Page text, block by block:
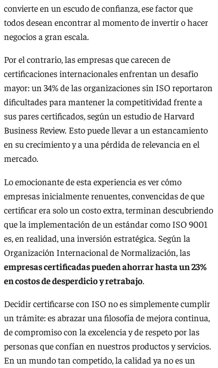
convierte en un escudo de confianza, ese factor que
todos desean encontrar al momento de invertir o hacer
negocios a gran escala.
Por el contrario, las empresas que carecen de
certificaciones internacionales enfrentan un desafío
mayor: un 34% de las organizaciones sin ISO reportaron
dificultades para mantener la competitividad frente a
sus pares certificados, según un estudio de Harvard
Business Review. Esto puede llevar a un estancamiento
en su crecimiento y a una pérdida de relevancia en el
mercado.
Lo emocionante de esta experiencia es ver cómo
empresas inicialmente renuentes, convencidas de que
certificar era solo un costo extra, terminan descubriendo
que la implementación de un estándar como ISO 9001
es, en realidad, una inversión estratégica. Según la
Organización Internacional de Normalización, las
empresas certificadas pueden ahorrar hasta un 23%
en costos de desperdicio y retrabajo.
Decidir certificarse con ISO no es simplemente cumplir
un trámite: es abrazar una filosofía de mejora continua,
de compromiso con la excelencia y de respeto por las
personas que confían en nuestros productos y servicios.
En un mundo tan competido, la calidad ya no es un